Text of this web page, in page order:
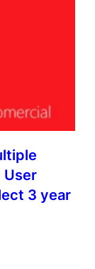
User
3 year